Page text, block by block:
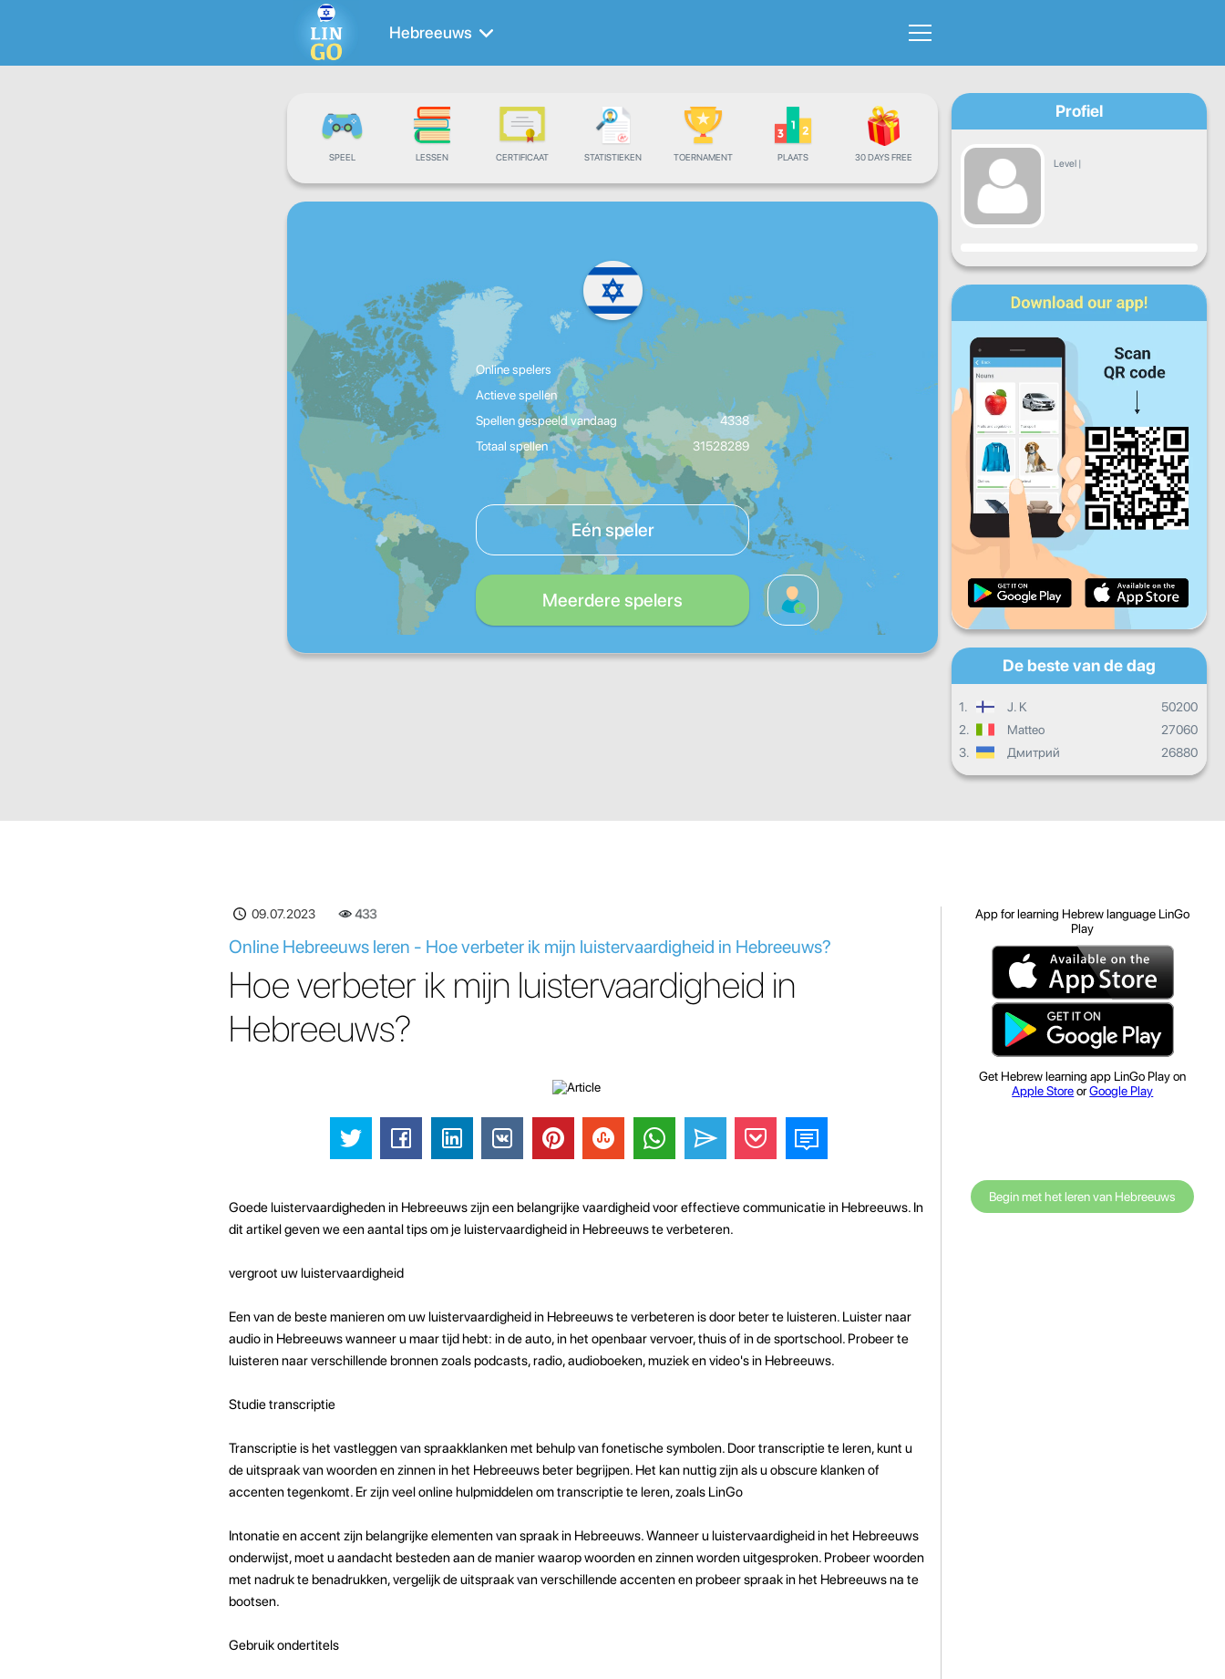
Hebreeuws
SPEEL LESSEN CERTIFICAAT STATISTIEKEN TOERNAMENT PLAATS 30 DAYS FREE
Online spelers
Actieve spellen
Spellen gespeeld vandaag
4338
Totaal spellen
31528289
Eén speler
Meerdere spelers
Profiel
Level |
Vooruitgang
Ma Wo Do
Za Zo
Dagelijkse vooruitgang
Maandelijkse voortgang
Totale vooruitgang
De beste van de dag
1. J. K
50200
2.
Matteo
27060
3.
Дмитрий 26880
09.07.2023 433
Online Hebreeuws leren - Hoe verbeter ik mijn luistervaardigheid in Hebreeuws?
Hoe verbeter ik mijn luistervaardigheid in
Hebreeuws?
Goede luistervaardigheden in Hebreeuws zijn een belangrijke vaardigheid voor effectieve communicatie in Hebreeuws. In
dit artikel geven we een aantal tips om je luistervaardigheid in Hebreeuws te verbeteren.
vergroot uw luistervaardigheid
Een van de beste manieren om uw luistervaardigheid in Hebreeuws te verbeteren is door beter te luisteren. Luister naar
audio in Hebreeuws wanneer u maar tijd hebt: in de auto, in het openbaar vervoer, thuis of in de sportschool. Probeer te
luisteren naar verschillende bronnen zoals podcasts, radio, audioboeken, muziek en video's in Hebreeuws.
Studie transcriptie
Transcriptie is het vastleggen van spraakklanken met behulp van fonetische symbolen. Door transcriptie te leren, kunt u
de uitspraak van woorden en zinnen in het Hebreeuws beter begrijpen. Het kan nuttig zijn als u obscure klanken of
accenten tegenkomt. Er zijn veel online hulpmiddelen om transcriptie te leren, zoals LinGo
Intonatie en accent zijn belangrijke elementen van spraak in Hebreeuws. Wanneer u luistervaardigheid in het Hebreeuws
onderwijst, moet u aandacht besteden aan de manier waarop woorden en zinnen worden uitgesproken. Probeer woorden
met nadruk te benadrukken, vergelijk de uitspraak van verschillende accenten en probeer spraak in het Hebreeuws na te
bootsen.
Gebruik ondertitels
App for learning Hebrew language LinGo
Play
Get Hebrew learning app LinGo Play on
Apple StoreorGoogle Play
Begin met het leren van Hebreeuws